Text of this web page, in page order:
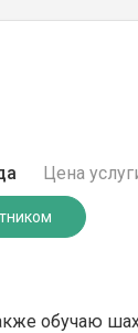
Цена
обучаю